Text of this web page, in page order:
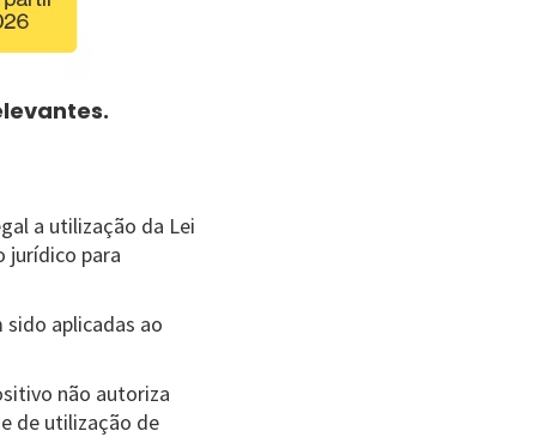
a utilização da Lei
jurídico para
aplicadas ao
não autoriza
de utilização de